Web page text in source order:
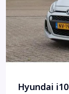
Hyundai i10